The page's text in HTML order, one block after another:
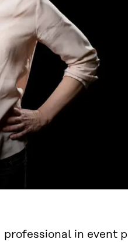
professional in event